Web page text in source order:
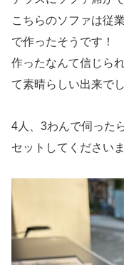
こちらのソファは従
で作ったそうです！
作ったなんて信じら
て素晴らしい出来で
4人、3わんで伺った
セットしてくださいま